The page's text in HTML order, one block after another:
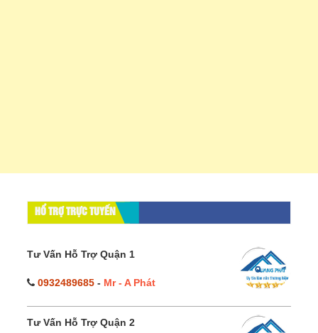
HỔ TRỢ TRỰC TUYẾN
Tư Vấn Hỗ Trợ Quận 1
0932489685 - Mr - A Phát
Tư Vấn Hỗ Trợ Quận 2